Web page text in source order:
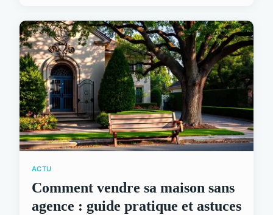
ACTU
Comment vendre sa maison sans
agence : guide pratique et astuces